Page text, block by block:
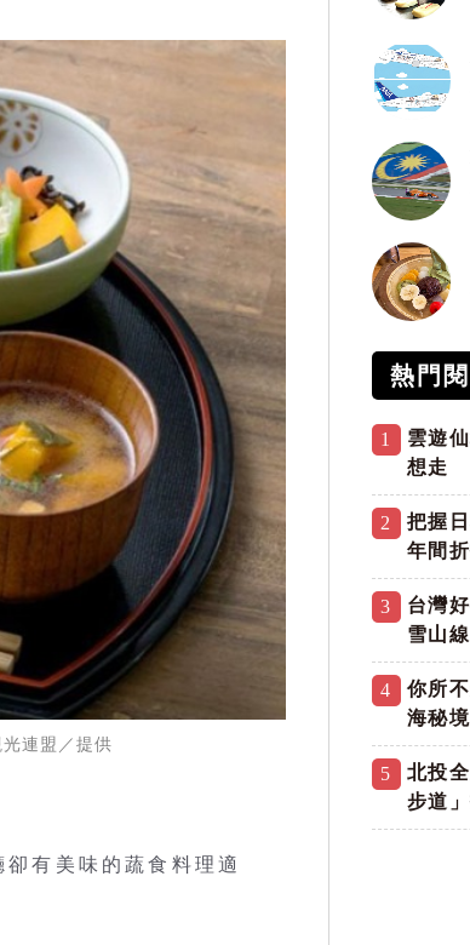
連盟／提供
有美味的蔬食料理適
熱門
1
雲遊
想走
2
把握
年間
3
台灣
雪山
4
你所
海秘
5
北投
步道